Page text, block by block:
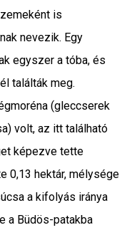
is
nevezik. Egy
egyszer a tóba, és
találták meg.
(gleccserek
volt, az itt található
képezve tette
0,13 hektár, mélysége
a kifolyás iránya
a Büdös-patakba